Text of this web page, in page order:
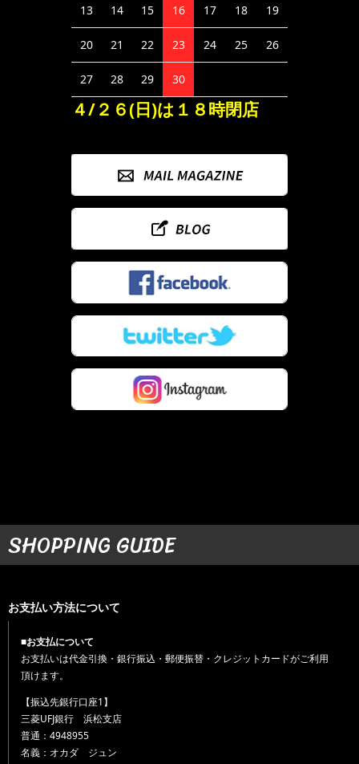
13 14 15 16 17 18 19
20 21 22 23 24 25 26
27 28 29 30
４/２６(日)は１８時閉店
SHOPPING GUIDE
お支払い方法について
■お支払について
お支払いは代金引換・銀行振込・郵便振替・クレジットカードがご利用
頂けます。
【振込先銀行口座1】
三菱UFJ銀行 浜松支店
普通：4948955
名義：オカダ ジュン